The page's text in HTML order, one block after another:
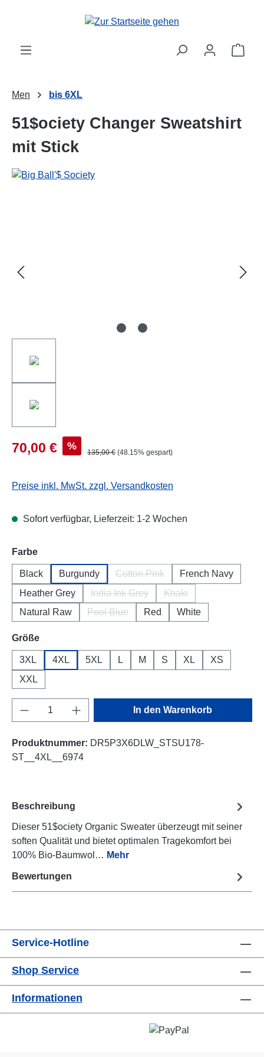
Men bis 6XL
51$ociety Changer Sweatshirt
mit Stick
70,00 € %
135,00 € (48.15% gespart)
Preise inkl. MwSt. zzgl. Versandkosten
Sofort verfügbar, Lieferzeit: 1-2 Wochen
Farbeauswählen
Black Burgundy Cotton Pink
(Diese Option ist zurzeit nicht
French Navy
Heather Grey
India Ink Grey
(Diese Option ist zurzeit nicht
Khaki
(Diese Option ist
Natural Raw Pool Blue
(Diese Option ist zurzeit nicht verfügbar.)
Red White
Größeauswählen
3XL 4XL 5XL L M S XL
XS
XXL
Produkt Anzahl: Gib den gewünschten
In den Warenkorb
Produktnummer: DR5P3X6DLW_STSU178-
ST__4XL__6974
Beschreibung
Dieser 51$ociety Organic Sweater überzeugt mit seiner
soften Qualität und bietet optimalen Tragekomfort bei
100% Bio-Baumwol… Mehr
Bewertungen
Service-Hotline
Shop Service
Informationen